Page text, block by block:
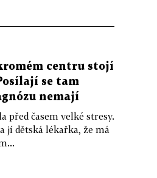
centru stojí
se tam
nemají
před časem velké stresy.
jí dětská lékařka, že má